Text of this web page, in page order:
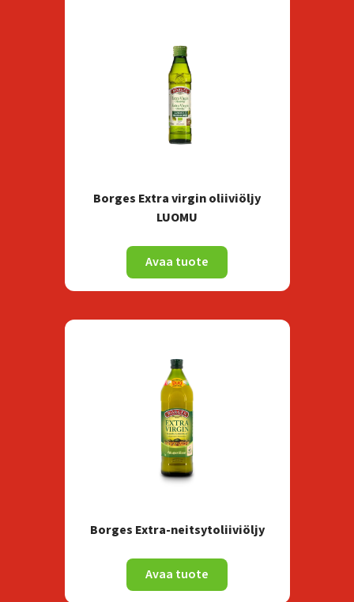
Borges Extra virgin oliiviöljy
LUOMU
Avaa tuote
Borges Extra-neitsytoliiviöljy
Avaa tuote